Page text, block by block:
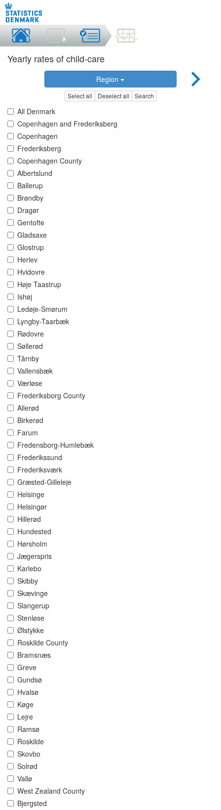
Yearly rates of child-care
Region
Select all Deselect all Search
All Denmark
Copenhagen and Frederiksberg
Copenhagen
Frederiksberg
Copenhagen County
Albertslund
Ballerup
Brøndby
Dragør
Gentofte
Gladsaxe
Glostrup
Herlev
Hvidovre
Høje Taastrup
Ishøj
Ledøje-Smørum
Lyngby-Taarbæk
Rødovre
Søllerød
Tårnby
Vallensbæk
Værløse
Frederiksborg County
Allerød
Birkerød
Farum
Fredensborg-Humlebæk
Frederikssund
Frederiksværk
Græsted-Gilleleje
Helsinge
Helsingør
Hillerød
Hundested
Hørsholm
Jægerspris
Karlebo
Skibby
Skævinge
Slangerup
Stenløse
Ølstykke
Roskilde County
Bramsnæs
Greve
Gundsø
Hvalsø
Køge
Lejre
Ramsø
Roskilde
Skovbo
Solrød
Vallø
West Zealand County
Bjergsted